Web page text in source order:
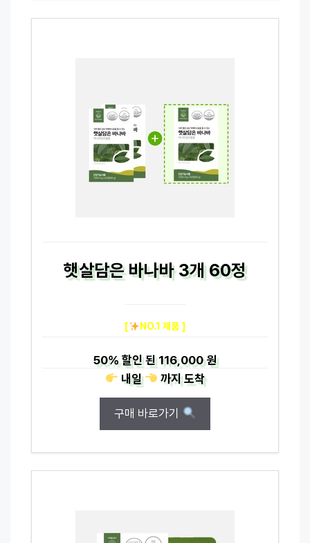
햇살담은 바나바 3개 60정
[ NO.1 제품 ]
50%할인 된116,000 원
내일
까지도착
구매 바로가기